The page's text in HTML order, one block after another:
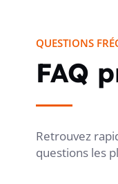
QUESTIONS
FAQ
Retrouvez
questions les